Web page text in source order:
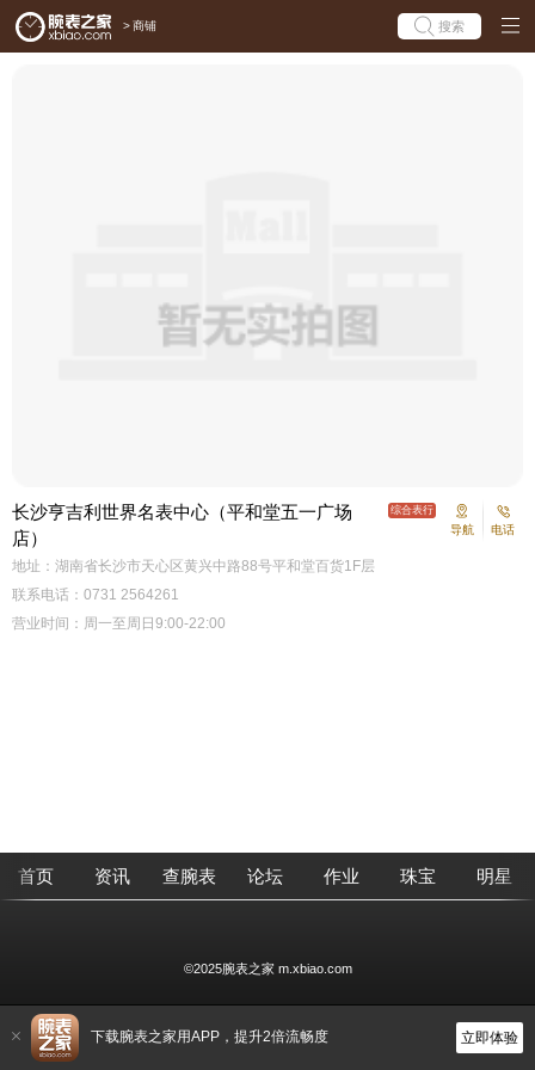
下载腕表之家用APP，提升2倍流畅度 立即体验
> 商铺 搜索
长沙亨吉利世界名表中心（平和堂五一广场
店）
综合表行
导航 电话
地址：湖南省长沙市天心区黄兴中路88号平和堂百货1F层
联系电话：0731 2564261
营业时间：周一至周日9:00-22:00
首页 资讯 查腕表 论坛 作业 珠宝 明星
©2025腕表之家 m.xbiao.com